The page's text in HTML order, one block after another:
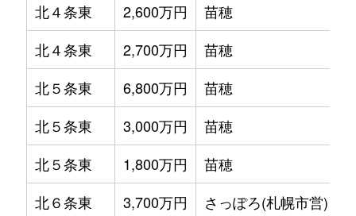
北４条東
2,600万円 苗穂
北４条東
2,700万円 苗穂
北５条東
6,800万円 苗穂
北５条東
3,000万円 苗穂
北５条東
1,800万円 苗穂
北６条東
3,700万円 さっぽろ(札幌市営)